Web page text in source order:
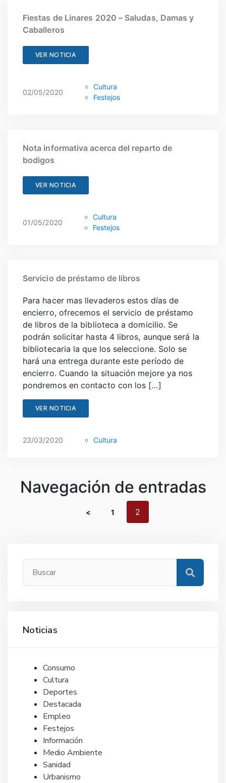
Fiestas de Linares 2020 – Saludas, Damas y
Caballeros
VER NOTICIA
02/05/2020
Cultura
Festejos
Nota informativa acerca del reparto de
bodigos
VER NOTICIA
01/05/2020
Cultura
Festejos
Servicio de préstamo de libros
Para hacer mas llevaderos estos días de
encierro, ofrecemos el servicio de préstamo
de libros de la biblioteca a domicilio. Se
podrán solicitar hasta 4 libros, aunque será la
bibliotecaria la que los seleccione. Solo se
hará una entrega durante este período de
encierro. Cuando la situación mejore ya nos
pondremos en contacto con los […]
VER NOTICIA
23/03/2020 Cultura
Navegación de entradas
< 1 2
Noticias
Consumo
Cultura
Deportes
Destacada
Empleo
Festejos
Información
Medio Ambiente
Sanidad
Urbanismo